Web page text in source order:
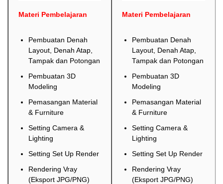
Materi Pembelajaran
Pembuatan Denah
Layout, Denah Atap,
Tampak dan Potongan
Pembuatan 3D
Modeling
Pemasangan Material
& Furniture
Setting Camera &
Lighting
Setting Set Up Render
Rendering Vray
(Eksport JPG/PNG)
Materi Pembelajaran
Pembuatan Denah
Layout, Denah Atap,
Tampak dan Potongan
Pembuatan 3D
Modeling
Pemasangan Material
& Furniture
Setting Camera &
Lighting
Setting Set Up Render
Rendering Vray
(Eksport JPG/PNG)